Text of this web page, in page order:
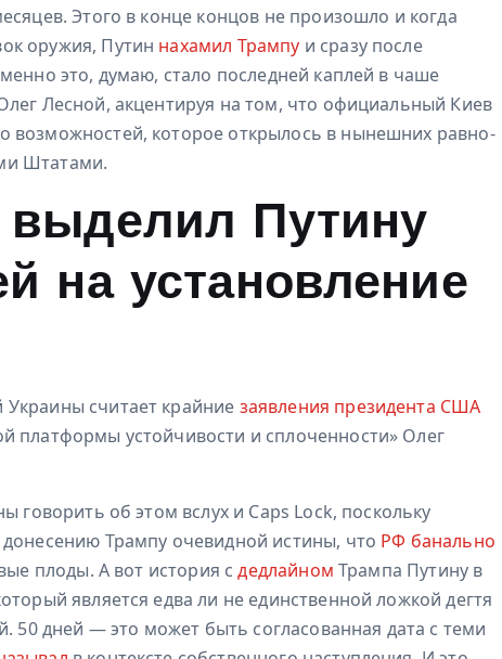
Этого в конце концов не произошло и когда
оружия, Путин нахамил Трампу и сразу после
это, думаю, стало последней каплей в чаше
Лесной, акцентируя на том, что официальный Киев
возможностей, которое открылось в нынешних равно-
Штатами.
Путину
на установление
считает крайние заявления президента США
платформы устойчивости и сплоченности» Олег
говорить об этом вслух и Caps Lock, поскольку
Трампу очевидной истины, что РФ банально
плоды. А вот история сдедлайном Трампа Путину в
является едва ли не единственной ложкой дегтя
50 дней — это может быть согласованная дата с теми